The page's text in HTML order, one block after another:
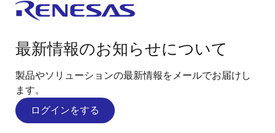
最新情報のお知らせについて
製品やソリューションの最新情報をメールでお届けし
ます。
ログインをする